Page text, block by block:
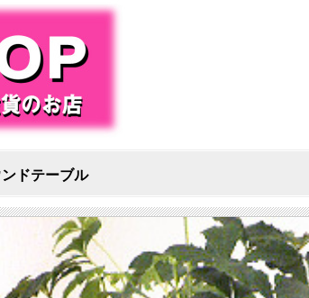
ドテーブル